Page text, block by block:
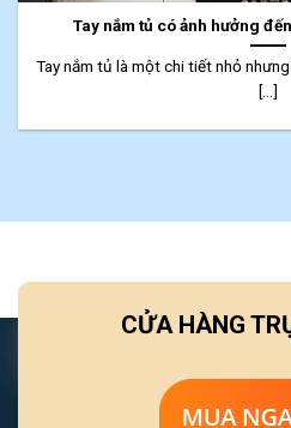
Tay nắm tủ có ảnh hưởng
Tay nắm tủ là một chi tiết nhỏ
[...]
CỬA HÀNG